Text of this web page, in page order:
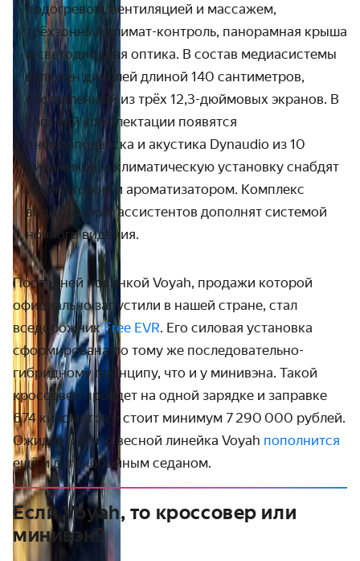
подогревом, вентиляцией и массажем,
трёхзонный климат-контроль, панорамная крыша
и светодиодная оптика. В состав медиасистемы
включён дисплей длиной 140 сантиметров,
составленный из трёх 12,3-дюймовых экранов. В
топовой комплектации появятся
пневмоподвеска и акустика Dynaudio из 10
динамиков, а климатическую установку снабдят
ионизатором и ароматизатором. Комплекс
водительских ассистентов дополнят системой
ночного видения.
Последней новинкой Voyah, продажи которой
официально запустили в нашей стране, стал
вседорожникFree EVR. Его силовая установка
сформирована по тому же последовательно-
гибридному принципу, что и у минивэна. Такой
кроссовер проедет на одной зарядке и заправке
674 километра и стоит минимум 7 290 000 рублей.
Ожидается, что весной линейка Voyah пополнится
ещё и дальнобойным седаном.
Если Voyah, то кроссовер или
минивэн?